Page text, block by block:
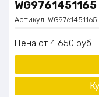
WG9761451165
Артикул: WG9761451165
Цена 4 650 руб.